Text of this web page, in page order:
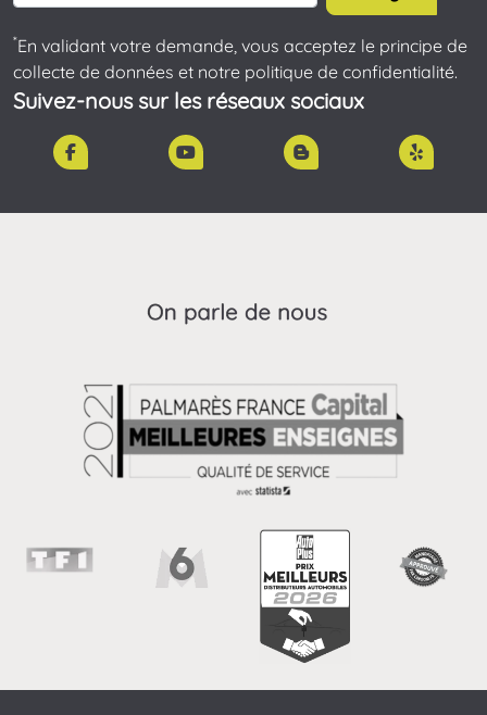
*En validant votre demande, vous acceptez le principe de
collecte de données et notre politique de confidentialité.
Suivez-nous sur les réseaux sociaux